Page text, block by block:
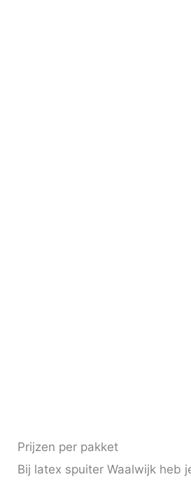
Prijzen per pakket
Bij latex spuiter Waalwijk heb